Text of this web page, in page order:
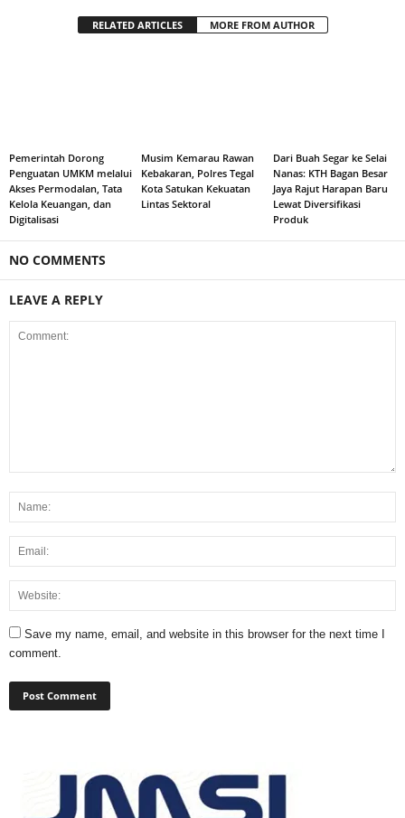
RELATED ARTICLES MORE FROM AUTHOR
Pemerintah Dorong
Penguatan UMKM melalui
Akses Permodalan, Tata
Kelola Keuangan, dan
Digitalisasi
Musim Kemarau Rawan
Kebakaran, Polres Tegal
Kota Satukan Kekuatan
Lintas Sektoral
Dari Buah Segar ke Selai
Nanas: KTH Bagan Besar
Jaya Rajut Harapan Baru
Lewat Diversifikasi
Produk
NO COMMENTS
LEAVE A REPLY
Save my name, email, and website in this browser for the next time I
comment.